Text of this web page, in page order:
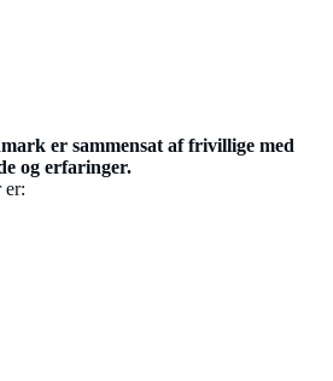
er sammensat af frivillige med
og erfaringer.
er: